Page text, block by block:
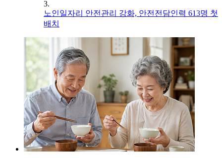
3.
노인일자리 안전관리 강화, 안전전담인력 613명 첫
배치